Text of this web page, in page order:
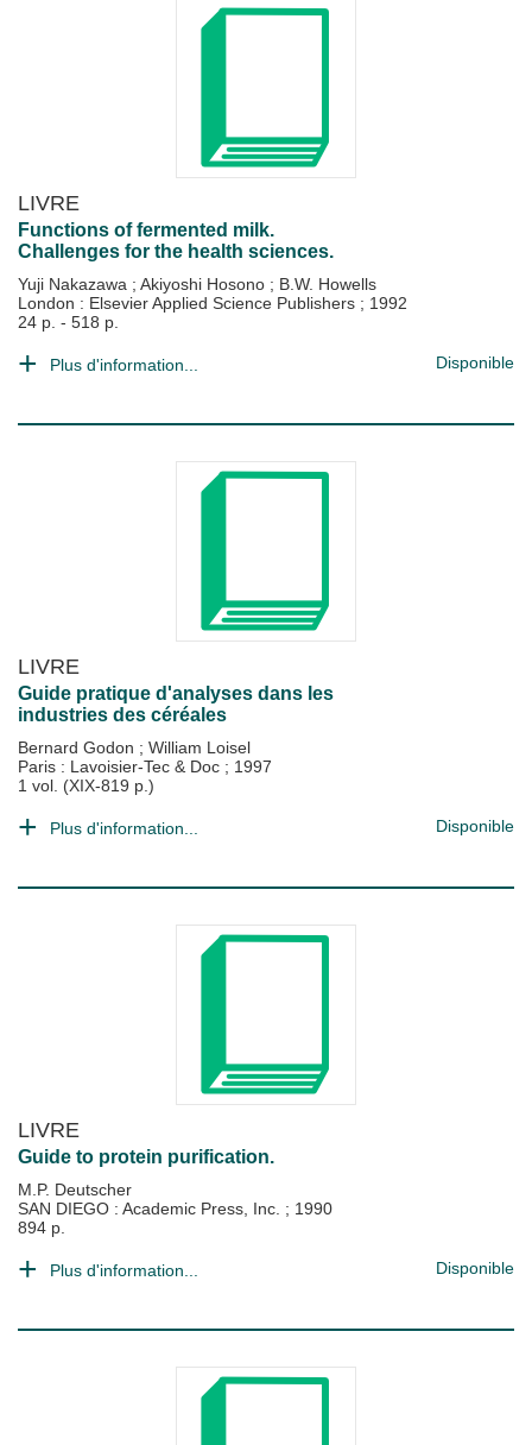
LIVRE
Functions of fermented milk.
Challenges for the health sciences.
Yuji Nakazawa ; Akiyoshi Hosono ; B.W. Howells
London : Elsevier Applied Science Publishers ; 1992
24 p. - 518 p.
Plus d'information... Disponible
LIVRE
Guide pratique d'analyses dans les
industries des céréales
Bernard Godon ; William Loisel
Paris : Lavoisier-Tec & Doc ; 1997
1 vol. (XIX-819 p.)
Plus d'information... Disponible
LIVRE
Guide to protein purification.
M.P. Deutscher
SAN DIEGO : Academic Press, Inc. ; 1990
894 p.
Plus d'information... Disponible